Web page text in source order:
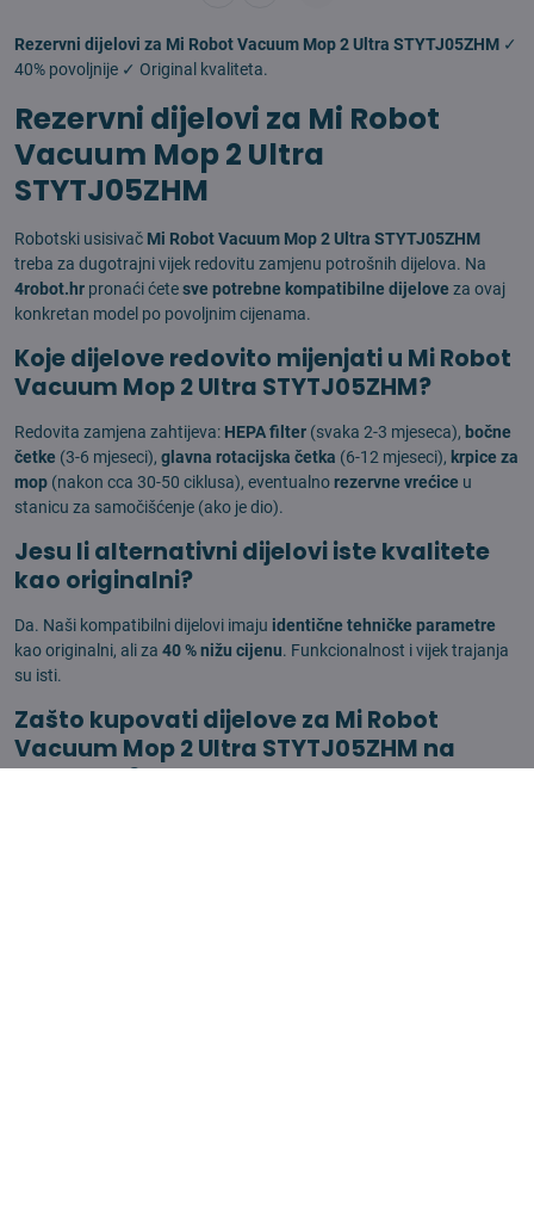
Rezervni dijelovi za Mi Robot Vacuum Mop 2 Ultra STYTJ05ZHM ✓
40% povoljnije ✓ Original kvaliteta.
Rezervni dijelovi za Mi Robot
Vacuum Mop 2 Ultra
STYTJ05ZHM
Robotski usisivač Mi Robot Vacuum Mop 2 Ultra STYTJ05ZHM
treba za dugotrajni vijek redovitu zamjenu potrošnih dijelova. Na
4robot.hr pronaći ćetesve potrebne kompatibilne dijelove za ovaj
konkretan model po povoljnim cijenama.
Koje dijelove redovito mijenjati u Mi Robot
Vacuum Mop 2 Ultra STYTJ05ZHM?
Redovita zamjena zahtijeva: HEPA filter (svaka 2-3 mjeseca), bočne
četke (3-6 mjeseci), glavna rotacijska četka (6-12 mjeseci), krpice za
mop (nakon cca 30-50 ciklusa), eventualnorezervne vrećice u
stanicu za samočišćenje (ako je dio).
Jesu li alternativni dijelovi iste kvalitete
kao originalni?
Da. Naši kompatibilni dijelovi imaju identične tehničke parametre
kao originalni, ali za 40 % nižu cijenu. Funkcionalnost i vijek trajanja
su isti.
Zašto kupovati dijelove za Mi Robot
Vacuum Mop 2 Ultra STYTJ05ZHM na
4robot.hr?